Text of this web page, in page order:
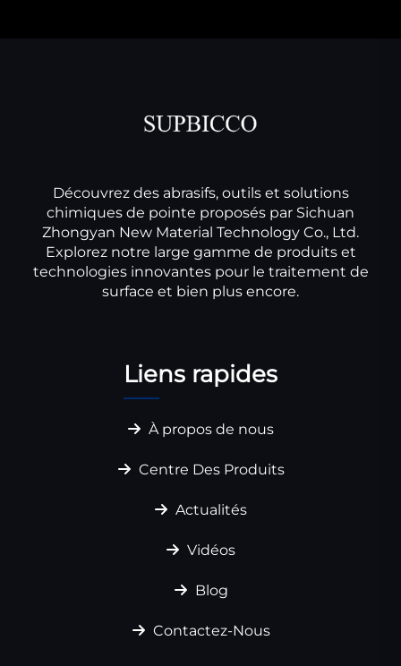
Découvrez des abrasifs, outils et solutions
chimiques de pointe proposés par Sichuan
Zhongyan New Material Technology Co., Ltd.
Explorez notre large gamme de produits et
technologies innovantes pour le traitement de
surface et bien plus encore.
Liens rapides
À propos de nous
Centre Des Produits
Actualités
Vidéos
Blog
Contactez-Nous